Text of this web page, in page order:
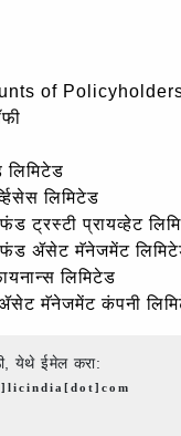
of
लिमिटेड
ट्रस्टी प्रायव्हेट
ॲसेट मॅनेजमेंट
लिमिटेड
मॅनेजमेंट कंपनी
येथे ईमेल करा: